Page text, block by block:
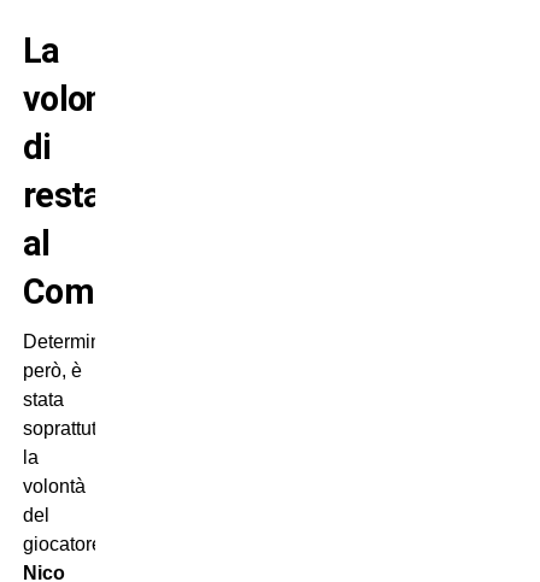
La
volontà
di
restare
al
Como
Determinante,
però, è
stata
soprattutto
la
volontà
del
giocatore.
Nico